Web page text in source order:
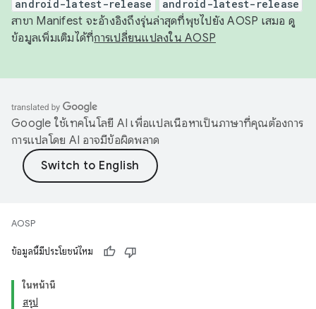
android-latest-release android-latest-release
สาขา Manifest จะอ้างอิงถึงรุ่นล่าสุดที่พุชไปยัง AOSP เสมอ ดู
ข้อมูลเพิ่มเติมได้ที่การเปลี่ยนแปลงใน AOSP
Google ใช้เทคโนโลยี AI เพื่อแปลเนื้อหาเป็นภาษาที่คุณต้องการ
การแปลโดย AI อาจมีข้อผิดพลาด
AOSP
ข้อมูลนี้มีประโยชน์ไหม
ในหน้านี้
สรุป